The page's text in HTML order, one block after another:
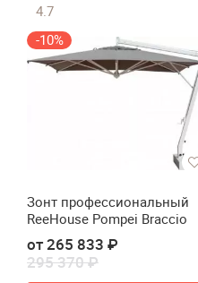
4.7
-10%
Зонт профессиональный
ReeHouse Pompei Braccio
от 265 833 ₽
295 370 ₽